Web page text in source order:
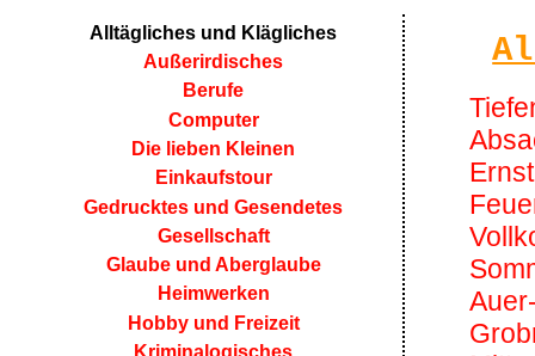
Alltägliches und Klägliches
Außerirdisches
Berufe
Computer
Die lieben Kleinen
Einkaufstour
Gedrucktes und Gesendetes
Gesellschaft
Glaube und Aberglaube
Heimwerken
Hobby und Freizeit
Kriminalogisches